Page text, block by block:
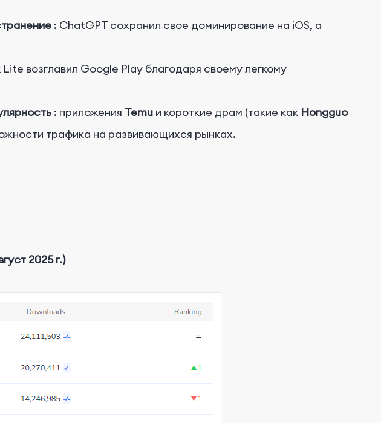
: ChatGPT сохранил свое доминирование на iOS, а
Lite возглавил Google Play благодаря своему легкому
: приложения Temu и короткие драм (такие как Hongguo
трафика на развивающихся рынках.
2025 г.)